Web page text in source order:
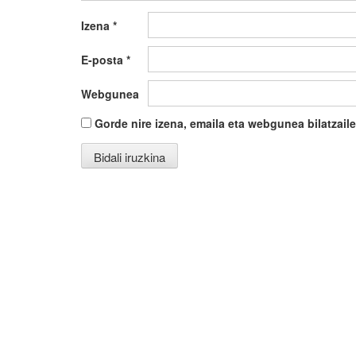
Izena *
E-posta *
Webgunea
Gorde nire izena, emaila eta webgunea